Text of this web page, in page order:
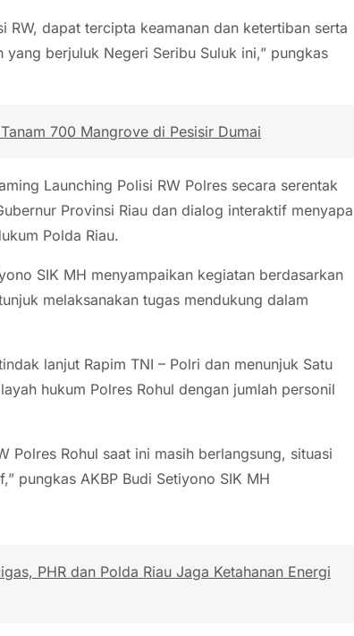
RW, dapat tercipta keamanan dan ketertiban serta
berjuluk Negeri Seribu Suluk ini,” pungkas
700 Mangrove di Pesisir Dumai
Launching Polisi RW Polres secara serentak
Provinsi Riau dan dialog interaktif menyapa
Polda Riau.
SIK MH menyampaikan kegiatan berdasarkan
melaksanakan tugas mendukung dalam
lanjut Rapim TNI – Polri dan menunjuk Satu
hukum Polres Rohul dengan jumlah personil
Polres Rohul saat ini masih berlangsung, situasi
pungkas AKBP Budi Setiyono SIK MH
PHR dan Polda Riau Jaga Ketahanan Energi